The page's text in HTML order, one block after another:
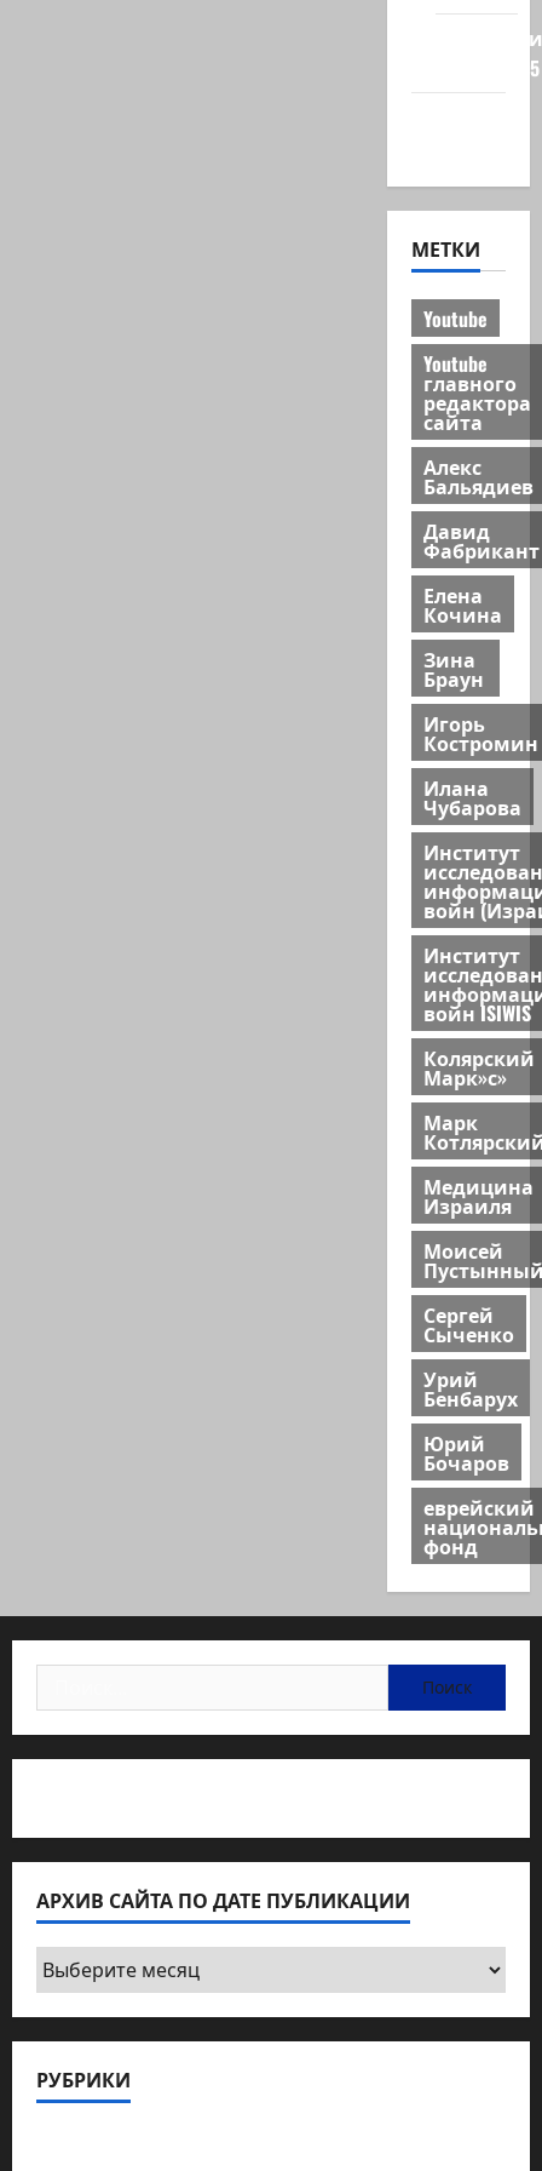
сайта 2025
МЕТКИ
Youtube
Youtube
главного
редактора
сайта
Алекс
Бальядиев
Давид
Фабрикант
Елена
Кочина
Зина
Браун
Игорь
Костромин
Илана
Чубарова
Институт
войн
Институт
войн ISIWIS
Колярский
Марк»с»
Марк
Медицина
Израиля
Моисей
Сергей
Сыченко
Урий
Бенбарух
Юрий
Бочаров
еврейский
фонд
АРХИВ САЙТА ПО ДАТЕ ПУБЛИКАЦИИ
Архив
сайта
по
публикации
РУБРИКИ